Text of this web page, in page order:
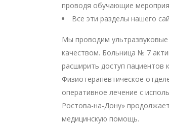
проводя обучающие
Все эти разделы нашего
Мы проводим
качеством. Больница № 7
расширить доступ пациентов
Физиотерапевтическое
оперативное лечение с
Ростова-на-Дону»
медицинскую помощь.